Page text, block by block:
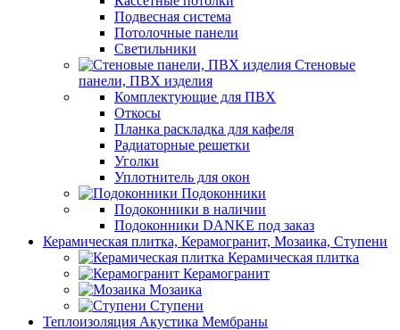
Подвесная система
Потолочные панели
Светильники
Стеновые
панели, ПВХ изделия
Комплектующие для ПВХ
Откосы
Планка раскладка для кафеля
Радиаторные решетки
Уголки
Уплотнитель для окон
Подоконники
Подоконники в наличии
Подоконники DANKE под заказ
Керамическая плитка, Керамогранит, Мозаика, Ступени
Керамическая плитка
Керамогранит
Мозаика
Ступени
Теплоизоляция Акустика Мембраны